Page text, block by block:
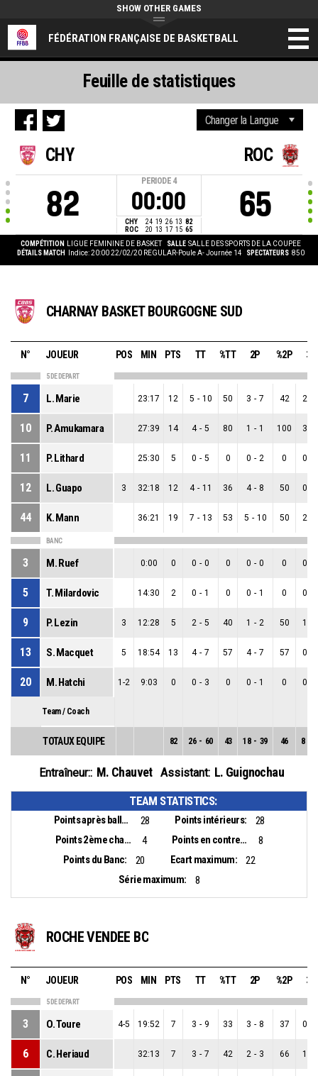
FÉDÉRATION FRANÇAISE DE BASKETBALL
SHOW OTHER GAMES
CHY
82
PERIODE 4
00:00
CHY 24 19 26 13 82
ROC
20 13 17 15 65
ROC
65
COMPÉTITION LIGUE FEMININE DE BASKET SALLE SALLE DES SPORTS DE LA COUPEE
DÉTAILS MATCH
Indice: 20:00 22/02/20 REGULAR-Poule A- Journée 14 SPECTATEURS 850
Feuille de statistiques
CHARNAY BASKET BOURGOGNE SUD
N° JOUEUR POS MIN PTS TT %TT 2P %2P 3P
5 DE DEPART
7 L. Marie 23:17 12 5 - 10 50 3 - 7 42 2
10 P. Amukamara 27:39 14 4 - 5 80 1 - 1 100 3
11 P. Lithard 25:30 5 0 - 5 0 0 - 2 0 0
12 L. Guapo 3 32:18 12 4 - 11 36 4 - 8 50 0
44 K. Mann 36:21 19 7 - 13 53 5 - 10 50 2
BANC
3 M. Ruef 0:00 0 0 - 0 0 0 - 0 0 0
5 T. Milardovic 14:30 2 0 - 1 0 0 - 1 0 0
9 P. Lezin 3 12:28 5 2 - 5 40 1 - 2 50 1
13 S. Macquet 5 18:54 13 4 - 7 57 4 - 7 57 0
20 M. Hatchi 1-2 9:03 0 0 - 3 0 0 - 1 0 0
Team / Coach
TOTAUX EQUIPE 82 26 - 60 43 18 - 39 46 8
Entraîneur:: M. Chauvet Assistant: L. Guignochau
TEAM STATISTICS:
Points après balles perdues: 28 Points intérieurs:
28
Points 2ème chance:
4 Points en contre-attaque:
8
Points du Banc:
20 Ecart maximum:
22
Série maximum:
8
ROCHE VENDEE BC
N° JOUEUR POS MIN PTS TT %TT 2P %2P 3P
5 DE DEPART
3 O. Toure 4-5 19:52 7 3 - 9 33 3 - 8 37 0
6 C. Heriaud 32:13 7 3 - 7 42 2 - 3 66 1